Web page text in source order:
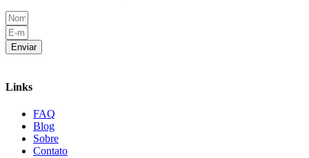
Enviar
Links
FAQ
Blog
Sobre
Contato